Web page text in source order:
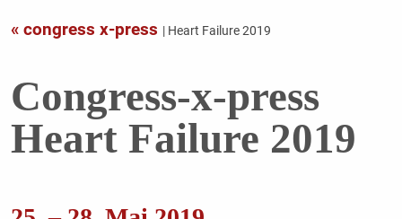
« congress x-press | Heart Failure 2019
Congress-x-press
Heart Failure 2019